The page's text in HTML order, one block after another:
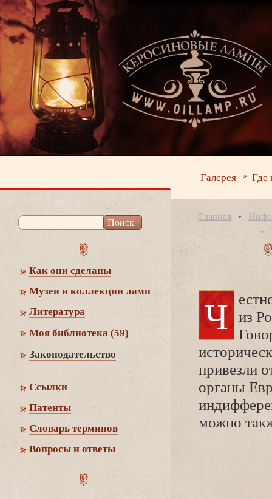
Галерея Где
Как они сделаны
Музеи и коллекции ламп
Литература
Моя библиотека (59)
Законодательство
Cсылки
Патенты
Словарь термино
опросы и ответы
Главная
Честно сказать, нигде не встречал препятствий, хотя
из
привезли
органы
можно